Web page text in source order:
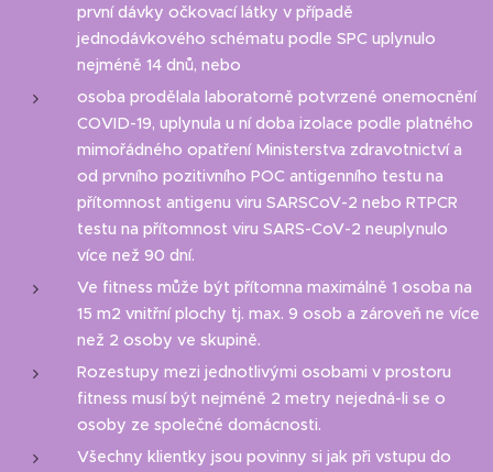
první dávky očkovací látky v případě
jednodávkového schématu podle SPC uplynulo
nejméně 14 dnů, nebo
osoba prodělala laboratorně potvrzené onemocnění
COVID-19, uplynula u ní doba izolace podle platného
mimořádného opatření Ministerstva zdravotnictví a
od prvního pozitivního POC antigenního testu na
přítomnost antigenu viru SARSCoV-2 nebo RTPCR
testu na přítomnost viru SARS-CoV-2 neuplynulo
více než 90 dní.
Ve fitness může být přítomna maximálně 1 osoba na
15 m2 vnitřní plochy tj. max. 9 osob a zároveň ne více
než 2 osoby ve skupině.
Rozestupy mezi jednotlivými osobami v prostoru
fitness musí být nejméně 2 metry nejedná-li se o
osoby ze společné domácnosti.
Všechny klientky jsou povinny si jak při vstupu do